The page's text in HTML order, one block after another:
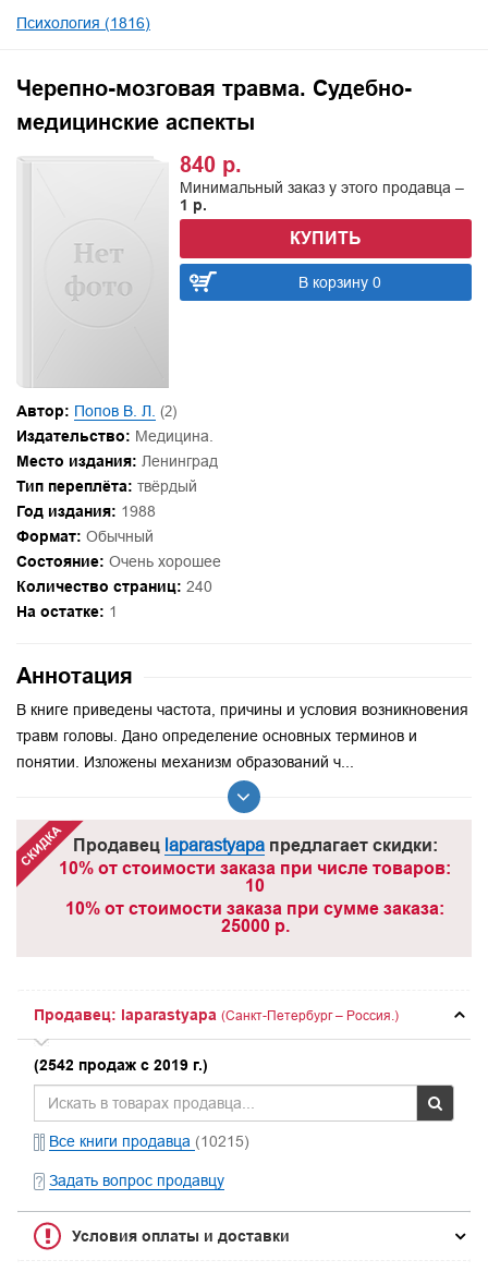
Психология (1816)
Черепно-мозговая травма. Судебно-
медицинские аспекты
840 р.
Минимальный заказ у этого продавца –
1 р.
КУПИТЬ
В корзину 0
Автор: Попов В. Л. (2)
Издательство: Медицина.
Место издания: Ленинград
Тип переплёта: твёрдый
Год издания: 1988
Формат: Обычный
Состояние: Очень хорошее
Количество страниц: 240
На остатке: 1
Аннотация
В книге приведены частота, причины и условия возникновения
травм головы. Дано определение основных терминов и
понятии. Изложены механизм образований ч...
Продавец laparastyapaпредлагает скидки:
10% от стоимости заказа при числе товаров:
10
10% от стоимости заказа при сумме заказа:
25000 р.
Продавец: laparastyapa (Санкт-Петербург – Россия.)
(2542 продаж с 2019 г.)
Все книги продавца (10215)
Задать вопрос продавцу
Условия оплаты и доставки